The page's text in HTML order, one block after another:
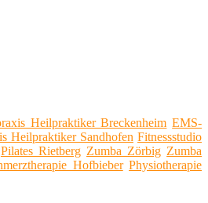
Heilpraktiker Breckenheim EMS-
Heilpraktiker Sandhofen Fitnessstudio
Pilates Rietberg Zumba Zörbig Zumba
Hofbieber Physiotherapie